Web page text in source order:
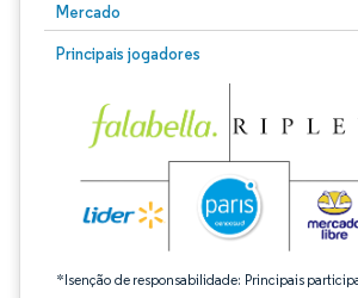
Mercado
Principais jogadores
*Isenção de responsabilidade: Principais
Imagem © Mordor Intelligence. O reuso requer